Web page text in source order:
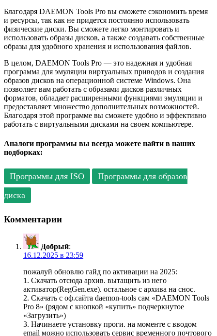
Благодаря DAEMON Tools Pro вы сможете сэкономить время
и ресурсы, так как не придется постоянно использовать
физические диски. Вы сможете легко монтировать и
использовать образы дисков, а также создавать собственные
образы для удобного хранения и использования файлов.
В целом, DAEMON Tools Pro — это надежная и удобная
программа для эмуляции виртуальных приводов и создания
образов дисков на операционной системе Windows. Она
позволяет вам работать с образами дисков различных
форматов, обладает расширенными функциями эмуляции и
предоставляет множество дополнительных возможностей.
Благодаря этой программе вы сможете удобно и эффективно
работать с виртуальными дисками на своем компьютере.
Аналоги программы вы всегда можете найти в наших
подборках:
Программы для ISO
Программы для образов
диска
Комментарии
Добрый:
16.12.2025 в 23:59
пожалуй обновлю гайд по активации на 2025:
1. Скачать отсюда архив. вытащить из него
активатор(RegGen.exe). остальное с архива на снос.
2. Скачать с оф.сайта daemon-tools сам «DAEMON Tools
Pro 8» (рядом с кнопкой «купить» подчеркнутое
«Загрузить»)
3. Начинаете установку проги. на моменте с вводом
email можно использовать сервис временного почтового